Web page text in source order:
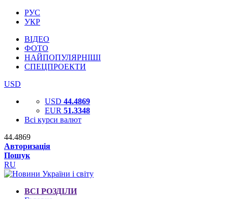
РУС
УКР
ВІДЕО
ФОТО
НАЙПОПУЛЯРНІШІ
СПЕЦПРОЕКТИ
USD
USD 44.4869
EUR 51.3348
Всі курси валют
44.4869
Авторизація
Пошук
RU
ВСІ РОЗДІЛИ